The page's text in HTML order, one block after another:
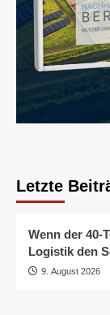
Letzte
Wenn der 40-
Logistik den
9. August 2026